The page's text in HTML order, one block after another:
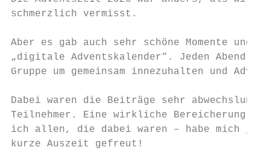
schmerzlich vermisst.
Aber es gab auch sehr schöne Momente und
„digitale Adventskalender“. Jeden Abend
Gruppe um gemeinsam innezuhalten und
Dabei waren die Beiträge sehr
Teilnehmer. Eine wirkliche Bereicherung
ich allen, die dabei waren – habe mich
kurze Auszeit gefreut!